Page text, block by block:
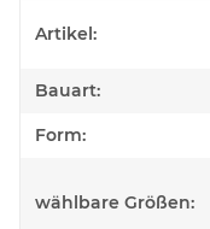
Artikel:
Bauart:
Form:
wählbare Größen: